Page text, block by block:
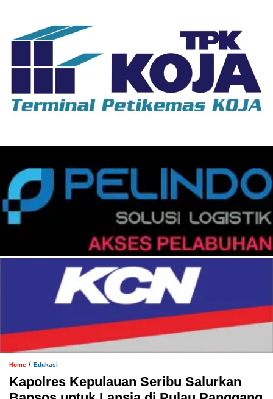
Home / Edukasi
Kapolres Kepulauan Seribu Salurkan